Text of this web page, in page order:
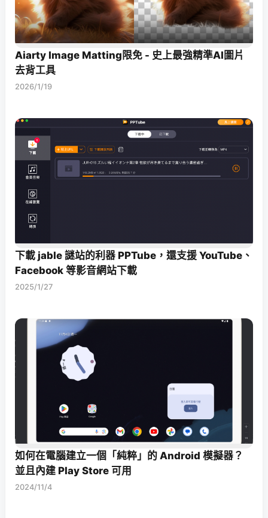
Aiarty Image Matting限免 - 史上最強精準AI圖片
去背工具
2026/1/19
下載 jable 謎站的利器 PPTube，還支援 YouTube、
Facebook 等影音網站下載
2025/1/27
如何在電腦建立一個「純粹」的 Android 模擬器？
並且內建 Play Store 可用
2024/11/4